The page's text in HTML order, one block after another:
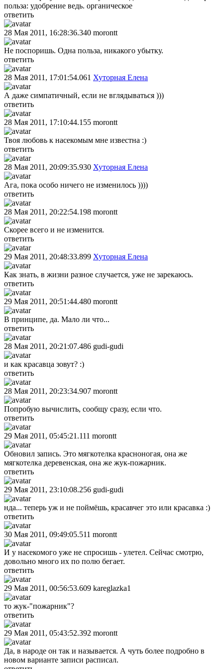
польза: удобрение ведь. органическое
ответить
28 Мая 2011, 16:28:36.340 morontt
Не поспоришь. Одна польза, никакого убытку.
ответить
28 Мая 2011, 17:01:54.061 Хуторная Елена
А даже симпатичный, если не вглядываться )))
ответить
28 Мая 2011, 17:10:44.155 morontt
Твоя любовь к насекомым мне известна :)
ответить
28 Мая 2011, 20:09:35.930 Хуторная Елена
Ага, пока особо ничего не изменилось ))))
ответить
28 Мая 2011, 20:22:54.198 morontt
Скорее всего и не изменится.
ответить
29 Мая 2011, 20:48:33.899 Хуторная Елена
Как знать, в жизни разное случается, уже не зарекаюсь.
ответить
29 Мая 2011, 20:51:44.480 morontt
В принципе, да. Мало ли что...
ответить
28 Мая 2011, 20:21:07.486 gudi-gudi
и как красавца зовут? :)
ответить
28 Мая 2011, 20:23:34.907 morontt
Попробую вычислить, сообщу сразу, если что.
ответить
29 Мая 2011, 05:45:21.111 morontt
Обновил запись. Это мягкотелка красноногая, она же
мягкотелка деревенская, она же жук-пожарник.
ответить
29 Мая 2011, 23:10:08.256 gudi-gudi
нда... теперь уж и не поймёшь, красавчег это или красавка :)
ответить
30 Мая 2011, 09:49:05.511 morontt
И у насекомого уже не спросишь - улетел. Сейчас смотрю,
довольно много их по полю бегает.
ответить
29 Мая 2011, 00:56:53.609 kareglazka1
то жук-"пожарник"?
ответить
29 Мая 2011, 05:43:52.392 morontt
Да, в народе он так и называется. А чуть более подробно в
новом варианте записи расписал.